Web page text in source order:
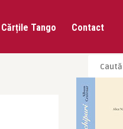
Cărțile Tango Contact